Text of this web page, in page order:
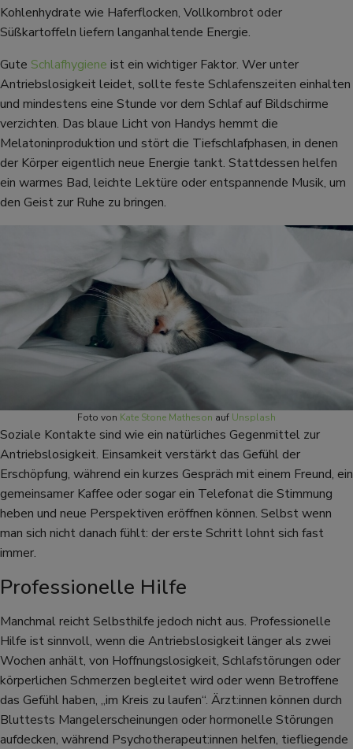
Kohlenhydrate wie Haferflocken, Vollkornbrot oder
Süßkartoffeln liefern langanhaltende Energie.
Gute Schlafhygiene ist ein wichtiger Faktor. Wer unter
Antriebslosigkeit leidet, sollte feste Schlafenszeiten einhalten
und mindestens eine Stunde vor dem Schlaf auf Bildschirme
verzichten. Das blaue Licht von Handys hemmt die
Melatoninproduktion und stört die Tiefschlafphasen, in denen
der Körper eigentlich neue Energie tankt. Stattdessen helfen
ein warmes Bad, leichte Lektüre oder entspannende Musik, um
den Geist zur Ruhe zu bringen.
Foto von Kate Stone Matheson auf Unsplash
Soziale Kontakte sind wie ein natürliches Gegenmittel zur
Antriebslosigkeit. Einsamkeit verstärkt das Gefühl der
Erschöpfung, während ein kurzes Gespräch mit einem Freund, ein
gemeinsamer Kaffee oder sogar ein Telefonat die Stimmung
heben und neue Perspektiven eröffnen können. Selbst wenn
man sich nicht danach fühlt: der erste Schritt lohnt sich fast
immer.
Professionelle Hilfe
Manchmal reicht Selbsthilfe jedoch nicht aus. Professionelle
Hilfe ist sinnvoll, wenn die Antriebslosigkeit länger als zwei
Wochen anhält, von Hoffnungslosigkeit, Schlafstörungen oder
körperlichen Schmerzen begleitet wird oder wenn Betroffene
das Gefühl haben, „im Kreis zu laufen“. Ärzt:innen können durch
Bluttests Mangelerscheinungen oder hormonelle Störungen
aufdecken, während Psychotherapeut:innen helfen, tiefliegende